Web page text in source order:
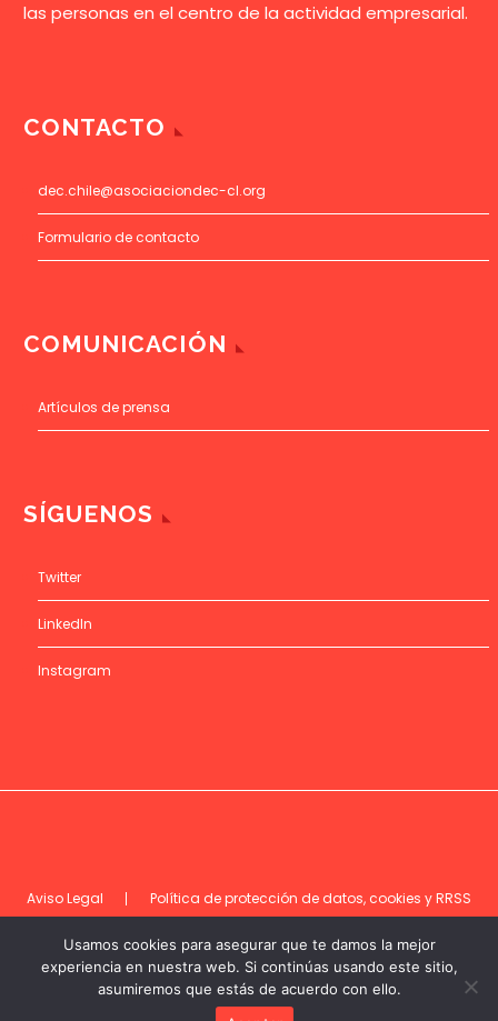
las personas en el centro de la actividad empresarial.
CONTACTO
dec.chile@asociaciondec-cl.org
Formulario de contacto
COMUNICACIÓN
Artículos de prensa
SÍGUENOS
Twitter
LinkedIn
Instagram
Aviso Legal
Política de protección de datos, cookies y RRSS
Código de ética
©DEC
Usamos cookies para asegurar que te damos la mejor
experiencia en nuestra web. Si continúas usando este sitio,
asumiremos que estás de acuerdo con ello.